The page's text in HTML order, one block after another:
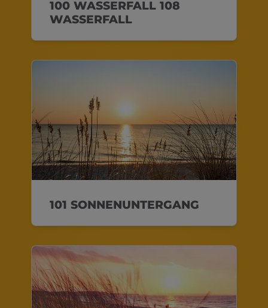
100 WASSERFALL 108
WASSERFALL
101 SONNENUNTERGANG